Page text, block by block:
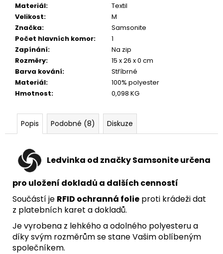
Materiál:
Textil
Velikost:
M
Značka:
Samsonite
Počet hlavních komor:
1
Zapínání:
Na zip
Rozměry:
15 x 26 x 0 cm
Barva kování:
Stříbrné
Materiál:
100% polyester
Hmotnost: 0,098 KG
Popis Podobné (8) Diskuze
Ledvinka od značky Samsoniteurčena
pro uložení dokladů a dalších cenností
Součástí je RFID ochranná folie proti krádeži dat
z platebních karet a dokladů.
Je vyrobena z lehkého a odolného polyesteru a
díky svým rozměrům se stane Vašim oblíbeným
společníkem.